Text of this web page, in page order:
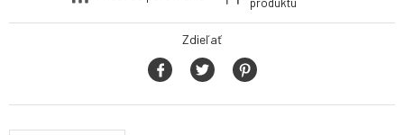
produktu
Zdieľať